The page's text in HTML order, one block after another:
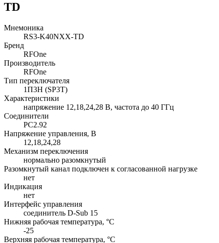
TD
Мнемоника
RS3-K40NXX-TD
Бренд
RFOne
Производитель
RFOne
Тип переключателя
1П3Н (SP3T)
Характеристики
напряжение 12,18,24,28 В, частота до 40 ГГц
Соединители
PC2.92
Напряжение управления, В
12,18,24,28
Механизм переключения
нормально разомкнутый
Разомкнутый канал подключен к согласованной нагрузке
нет
Индикация
нет
Интерфейс управления
соединитель D-Sub 15
Нижняя рабочая температура, °C
-25
Верхняя рабочая температура, °C